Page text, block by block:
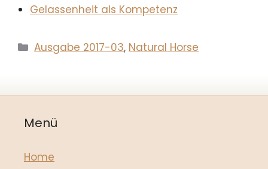
Gelassenheit als Kompetenz
Kategorien
Ausgabe 2017-03, Natural Horse
Menü
Home